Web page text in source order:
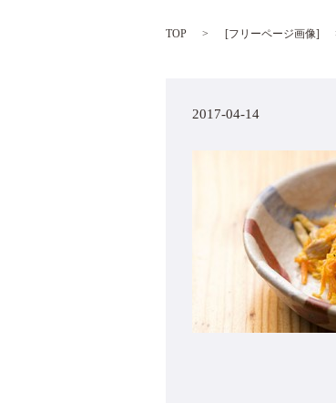
TOP [フリーページ画像]
2017-04-14